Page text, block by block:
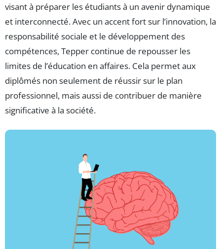
visant à préparer les étudiants à un avenir dynamique
et interconnecté. Avec un accent fort sur l’innovation, la
responsabilité sociale et le développement des
compétences, Tepper continue de repousser les
limites de l’éducation en affaires. Cela permet aux
diplômés non seulement de réussir sur le plan
professionnel, mais aussi de contribuer de manière
significative à la société.